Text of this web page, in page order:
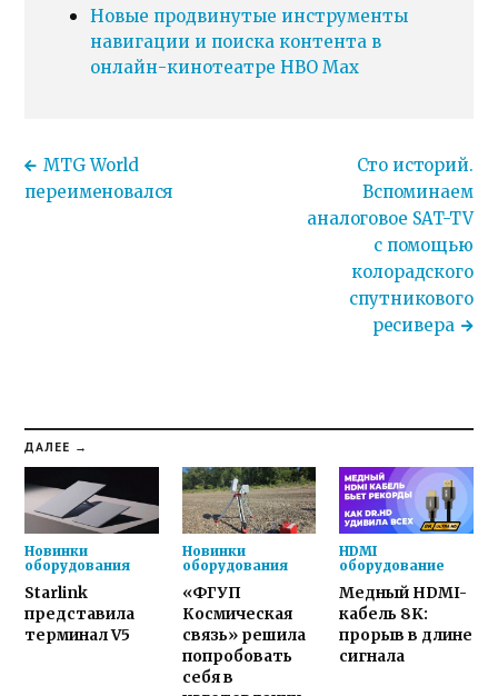
Новые продвинутые инструменты
навигации и поиска контента в
онлайн-кинотеатре HBO Max
MTG World
переименовался
Сто историй.
Вспоминаем
аналоговое SAT-TV
с помощью
колорадского
спутникового
ресивера
ДАЛЕЕ →
Новинки
оборудования
Starlink
представила
терминал V5
Новинки
оборудования
«ФГУП
Космическая
связь» решила
попробовать
себя в
HDMI
оборудование
Медный HDMI-
кабель 8K:
прорыв в длине
сигнала